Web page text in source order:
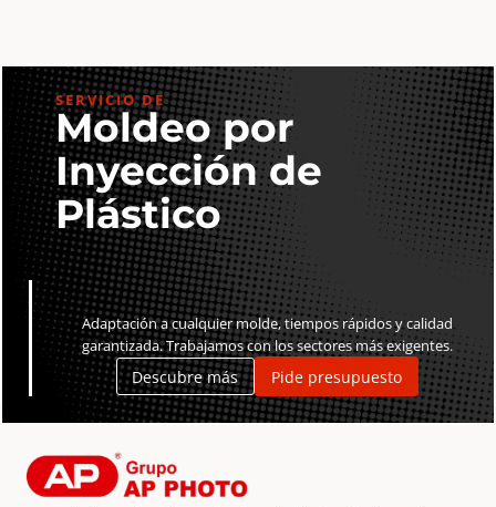
SERVICIO DE
Moldeo por
Inyección de
Plástico
Adaptación a cualquier molde, tiempos rápidos y calidad
garantizada. Trabajamos con los sectores más exigentes.
Descubre más Pide presupuesto